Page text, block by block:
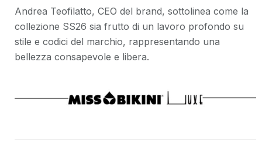
Andrea Teofilatto, CEO del brand, sottolinea come la
collezione SS26 sia frutto di un lavoro profondo su
stile e codici del marchio, rappresentando una
bellezza consapevole e libera.